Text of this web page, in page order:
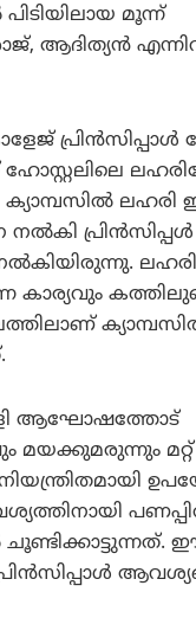
മൂന്ന്
ആദിത്യൻ
പ്രിൻസിപ്പാൾ
ലഹരി
പ്രിൻസിപ്പൾ
കാര്യവും
ആഘോഷത്തോട്
മയക്കുമരുന്നും
ചൂണ്ടിക്കാട്ടുന്നത്.